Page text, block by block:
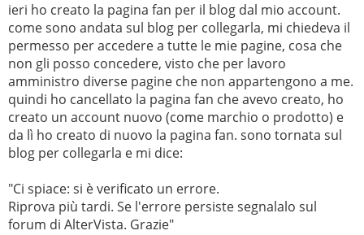
ieri ho creato la pagina fan per il blog dal mio account.
come sono andata sul blog per collegarla, mi chiedeva il
permesso per accedere a tutte le mie pagine, cosa che
non gli posso concedere, visto che per lavoro
amministro diverse pagine che non appartengono a me.
quindi ho cancellato la pagina fan che avevo creato, ho
creato un account nuovo (come marchio o prodotto) e
da lì ho creato di nuovo la pagina fan. sono tornata sul
blog per collegarla e mi dice:
"Ci spiace: si è verificato un errore.
Riprova più tardi. Se l'errore persiste segnalalo sul
forum di AlterVista. Grazie"